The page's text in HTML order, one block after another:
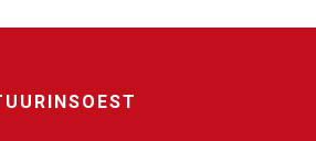
On the Move
Cultureel erfgoed
Contact